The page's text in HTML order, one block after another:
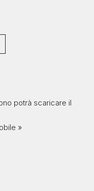
potrà scaricare il
»